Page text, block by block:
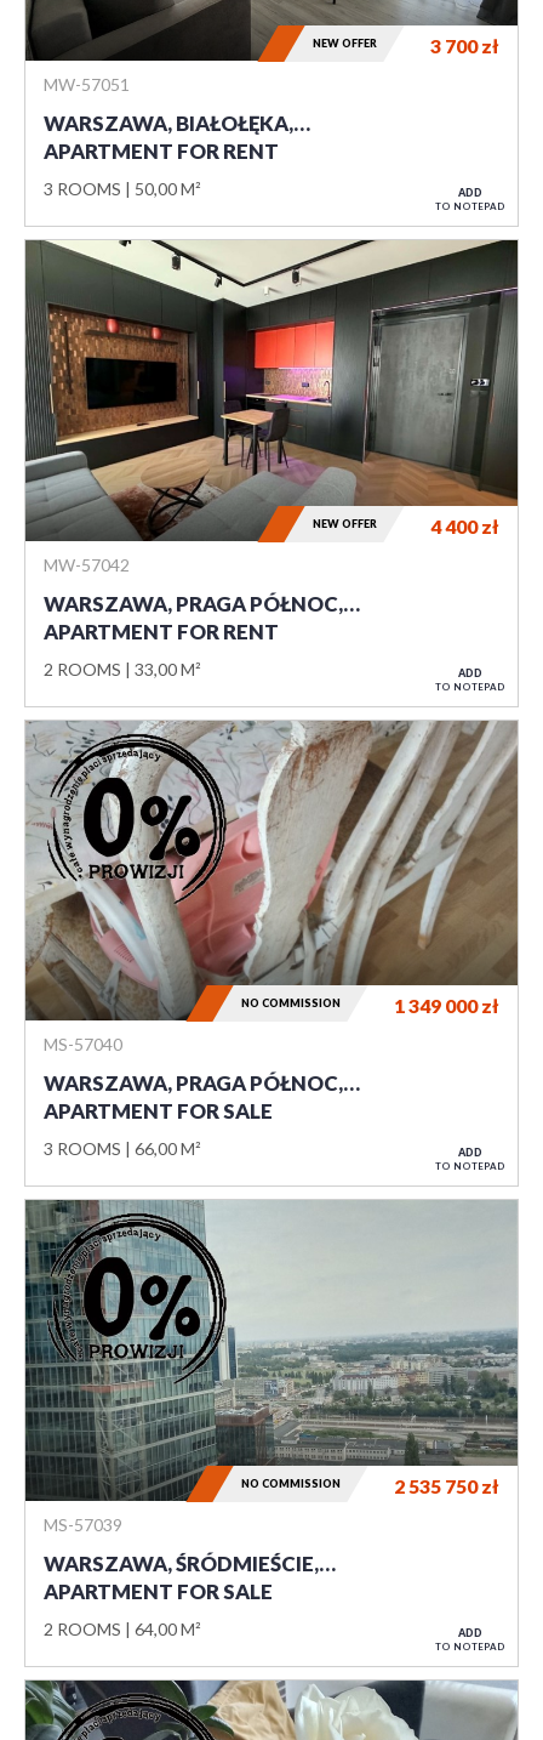
MW-57051
WARSZAWA, BIAŁOŁĘKA,…
APARTMENT FOR RENT
3 ROOMS 50,00 M²
3 700zł
NEW OFFER
ADD
TO NOTEPAD
MW-57042
WARSZAWA, PRAGA PÓŁNOC,…
APARTMENT FOR RENT
2 ROOMS 33,00 M²
4 400zł
NEW OFFER
ADD
TO NOTEPAD
MS-57040
WARSZAWA, PRAGA PÓŁNOC,…
APARTMENT FOR SALE
3 ROOMS 66,00 M²
1 349 000zł
NO COMMISSION
ADD
TO NOTEPAD
MS-57039
WARSZAWA, ŚRÓDMIEŚCIE,…
APARTMENT FOR SALE
2 ROOMS 64,00 M²
2 535 750zł
NO COMMISSION
ADD
TO NOTEPAD